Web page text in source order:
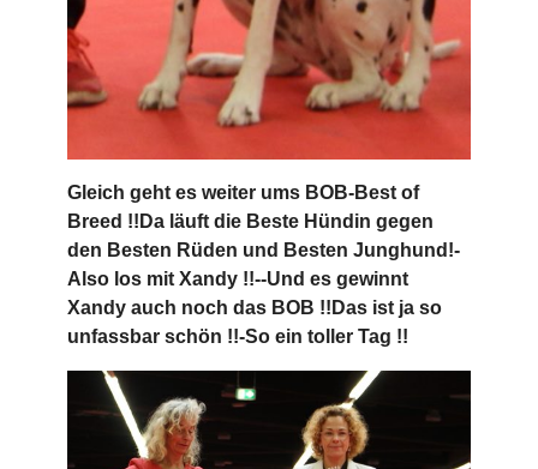
Gleich geht es weiter ums BOB-Best of
Breed !!Da läuft die Beste Hündin gegen
den Besten Rüden und Besten Junghund!-
Also los mit Xandy !!--Und es gewinnt
Xandy auch noch das BOB !!Das ist ja so
unfassbar schön !!-So ein toller Tag !!